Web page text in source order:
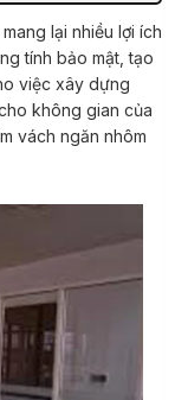
tính bảo mật, tạo
việc xây dựng
không gian của
vách ngăn nhôm